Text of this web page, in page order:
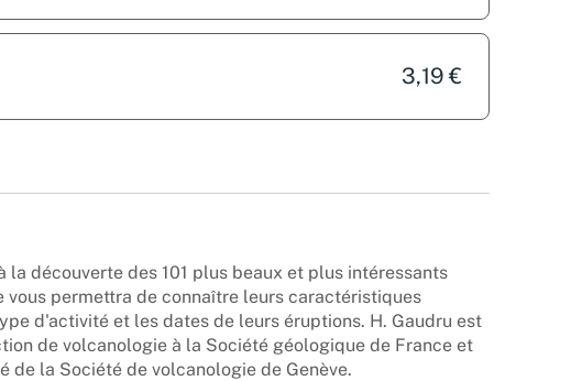
3,19 €
la découverte des 101 plus beaux et plus intéressants
vous permettra de connaître leurs caractéristiques
d'activité et les dates de leurs éruptions. H. Gaudru est
de volcanologie à la Société géologique de France et
de la Société de volcanologie de Genève.